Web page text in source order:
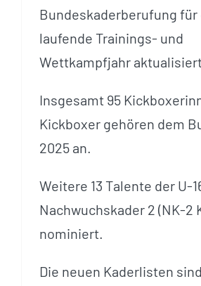
Bundeskaderberufung für
laufende Trainings- und
Wettkampfjahr
Insgesamt 95
Kickboxer gehören dem
2025 an.
Weitere 13 Talente der U-
Nachwuchskader 2 (NK-2
nominiert.
Die neuen Kaderlisten